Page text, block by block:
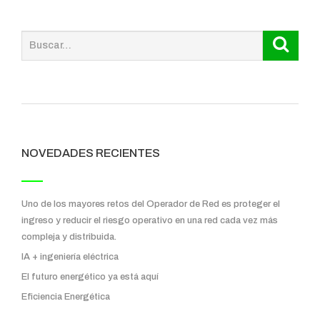
NOVEDADES RECIENTES
Uno de los mayores retos del Operador de Red es proteger el
ingreso y reducir el riesgo operativo en una red cada vez más
compleja y distribuida.
IA + ingeniería eléctrica
El futuro energético ya está aquí
Eficiencia Energética